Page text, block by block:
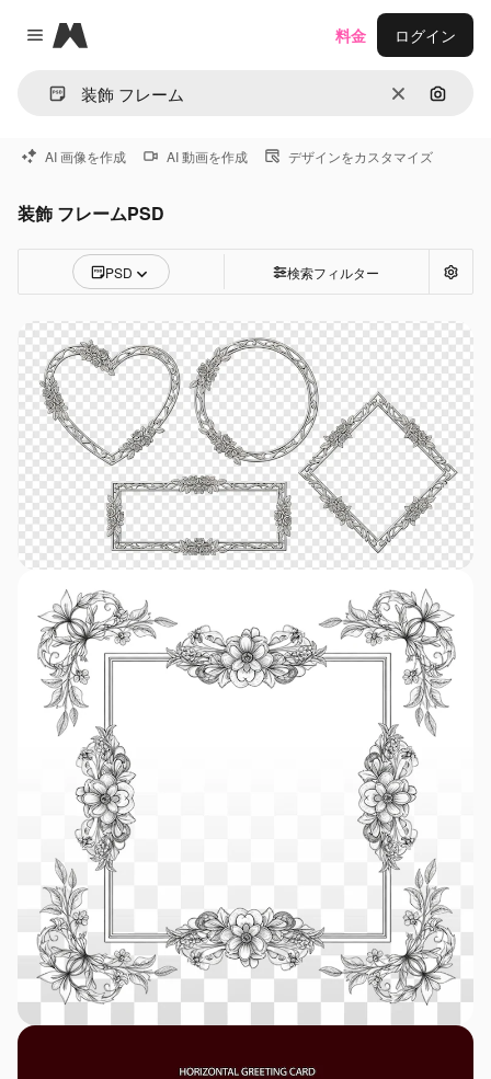
Close menu
Magnific
消去 画像で
料金 ログイン
AI 画像を作成 AI 動画を作成 デザインをカスタマイズ
装飾 フレームPSD
PSD 検索フィルター